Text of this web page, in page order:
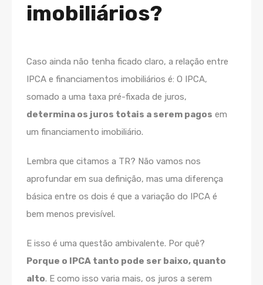
imobiliários?
Caso ainda não tenha ficado claro, a relação entre
IPCA e financiamentos imobiliários é: O IPCA,
somado a uma taxa pré-fixada de juros,
determina os juros totais a serem pagos em
um financiamento imobiliário.
Lembra que citamos a TR? Não vamos nos
aprofundar em sua definição, mas uma diferença
básica entre os dois é que a variação do IPCA é
bem menos previsível.
E isso é uma questão ambivalente. Por quê?
Porque o IPCA tanto pode ser baixo, quanto
alto. E como isso varia mais, os juros a serem